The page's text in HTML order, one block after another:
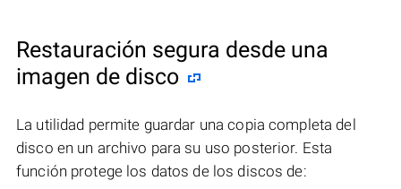
Restauración segura desde una
imagen de disco
La utilidad permite guardar una copia completa del
disco en un archivo para su uso posterior. Esta
función protege los datos de los discos de: